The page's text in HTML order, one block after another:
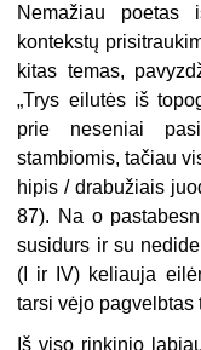
Nemažiau poetas
kontekstų
kitas temas,
„Trys eilutės iš
prie neseniai
stambiomis, tačiau
hipis / drabužiais
87). Na o
susidurs ir su
(I ir IV) keliauja
tarsi vėjo pagvelbtas
Iš viso rinkinio